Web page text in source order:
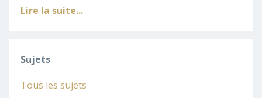
Lire la suite...
Sujets
Tous les sujets